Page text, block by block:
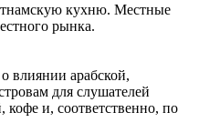
кухню. Местные
рынка.
влиянии арабской,
для слушателей
и, соответственно, по